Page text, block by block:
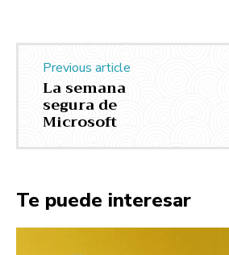
Previous article
La semana
segura de
Microsoft
Te puede interesar